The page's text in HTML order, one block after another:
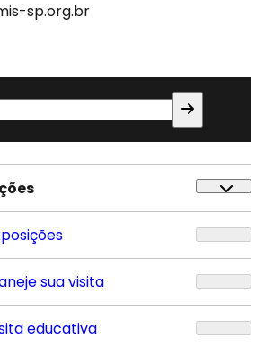
sp.org.br
sua visita
educativa